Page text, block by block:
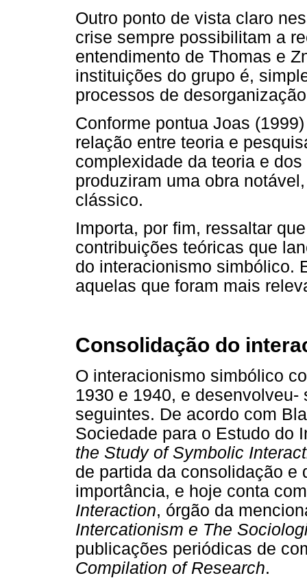
Outro ponto de vista claro
crise sempre possibilitam a
entendimento de Thomas e
instituições do grupo é,
processos de
Conforme pontua Joas
relação entre teoria e
complexidade da teoria e
produziram uma obra
clássico.
Importa, por fim, ressaltar
contribuições teóricas que
do interacionismo simbólico.
aquelas que foram mais
Consolidação do
O interacionismo simbólico
1930 e 1940, e
seguintes. De acordo com
Sociedade para o Estudo do
the Study of Symbolic
de partida da consolidação e
importância, e hoje conta
Interaction, órgão da
Intercationism e The
publicações periódicas de
Compilation of Research.